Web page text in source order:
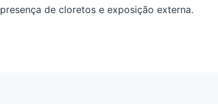
presença de cloretos e exposição externa.